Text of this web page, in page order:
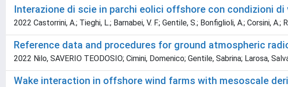
Interazione di scie in parchi eolici offshore con condizioni
2022 Castorrini, A.; Tieghi, L.; Barnabei, V. F.; Gentile, S.; Bonfiglioli, A.; Corsini, A.;
Reference data and procedures for ground atmospheric
2022 Nilo, SAVERIO TEODOSIO; Cimini, Domenico; Gentile, Sabrina; Larosa,
Wake interaction in offshore wind farms with mesoscale